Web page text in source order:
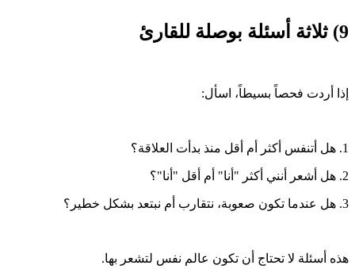
9) ثلاثة أسئلة بوصلة للقارئ
إذا أردت فحصاً بسيطاً، اسأل:
1. هل أتنفس أكثر أم أقل منذ بدأت العلاقة؟
2. هل أشعر أنني أكثر "أنا" أم أقل "أنا"؟
3. هل عندما تكون صعوبة، نتقارب أم نبتعد بشكل خطير؟
هذه أسئلة لا تحتاج أن تكون عالم نفس لتشعر بها.